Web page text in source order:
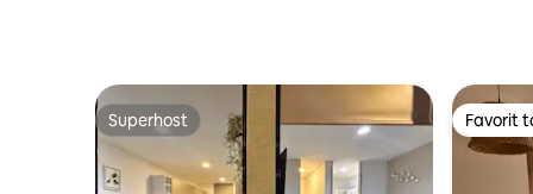
Superhost
Superhost Favorit
Favorit